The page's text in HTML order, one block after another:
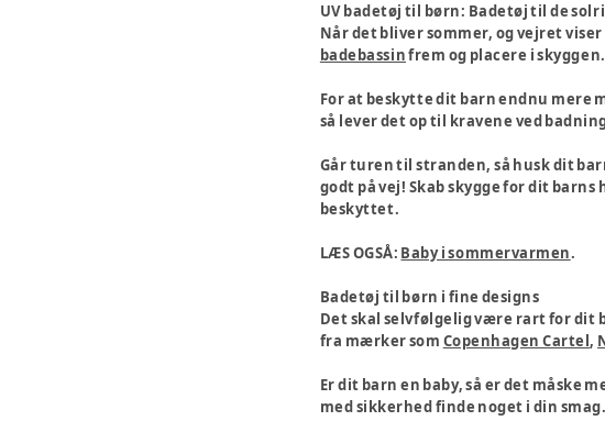
UV badetøj til børn: Badetøj til de
Når det bliver sommer, og vejret
badebassinfrem og placere i
For at beskytte dit barn endnu mere
så lever det op til kravene ved
Går turen til stranden, så husk dit
godt på vej! Skab skygge for dit
beskyttet.
LÆS OGSÅ: Baby i sommervarmen.
Badetøj til børn i fine designs
Det skal selvfølgelig være rart for dit
fra mærker som Copenhagen Cartel,
Er dit barn en baby, så er det måske
med sikkerhed finde noget i din smag.